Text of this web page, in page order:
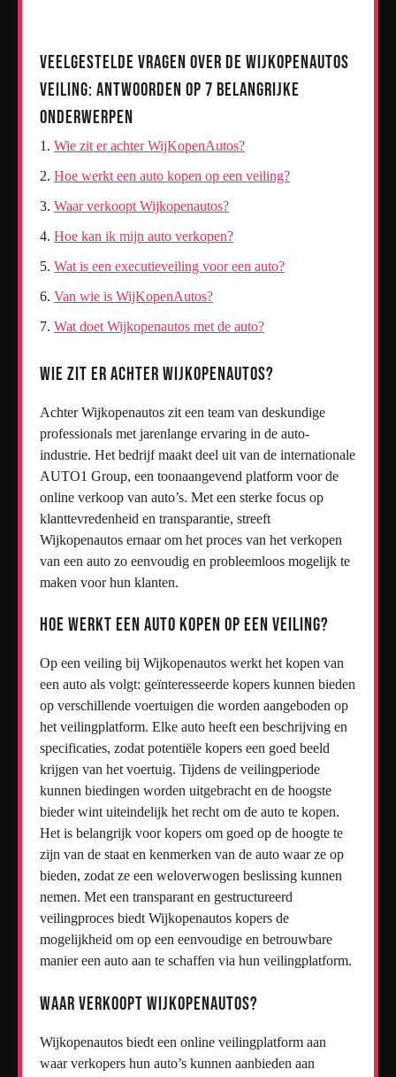
Veelgestelde Vragen over de Wijkopenautos
Veiling: Antwoorden op 7 Belangrijke
Onderwerpen
Wie zit er achter WijKopenAutos?
Hoe werkt een auto kopen op een veiling?
Waar verkoopt Wijkopenautos?
Hoe kan ik mijn auto verkopen?
Wat is een executieveiling voor een auto?
Van wie is WijKopenAutos?
Wat doet Wijkopenautos met de auto?
Wie zit er achter WijKopenAutos?
Achter Wijkopenautos zit een team van deskundige
professionals met jarenlange ervaring in de auto-
industrie. Het bedrijf maakt deel uit van de internationale
AUTO1 Group, een toonaangevend platform voor de
online verkoop van auto’s. Met een sterke focus op
klanttevredenheid en transparantie, streeft
Wijkopenautos ernaar om het proces van het verkopen
van een auto zo eenvoudig en probleemloos mogelijk te
maken voor hun klanten.
Hoe werkt een auto kopen op een veiling?
Op een veiling bij Wijkopenautos werkt het kopen van
een auto als volgt: geïnteresseerde kopers kunnen bieden
op verschillende voertuigen die worden aangeboden op
het veilingplatform. Elke auto heeft een beschrijving en
specificaties, zodat potentiële kopers een goed beeld
krijgen van het voertuig. Tijdens de veilingperiode
kunnen biedingen worden uitgebracht en de hoogste
bieder wint uiteindelijk het recht om de auto te kopen.
Het is belangrijk voor kopers om goed op de hoogte te
zijn van de staat en kenmerken van de auto waar ze op
bieden, zodat ze een weloverwogen beslissing kunnen
nemen. Met een transparant en gestructureerd
veilingproces biedt Wijkopenautos kopers de
mogelijkheid om op een eenvoudige en betrouwbare
manier een auto aan te schaffen via hun veilingplatform.
Waar verkoopt Wijkopenautos?
Wijkopenautos biedt een online veilingplatform aan
waar verkopers hun auto’s kunnen aanbieden aan